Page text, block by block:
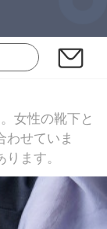
女性の靴下と
わせていま
ます。